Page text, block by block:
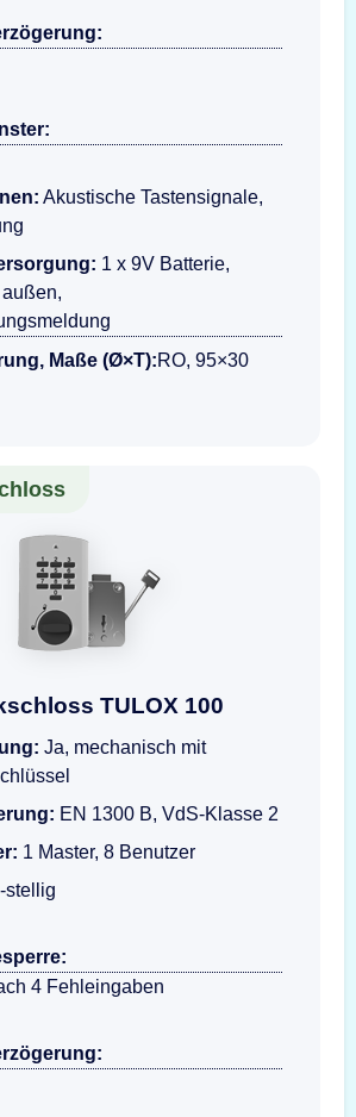
Akustische Tastensignale,
1 x 9V Batterie,
Maße (Ø×T):RO, 95×30
Darstellung der Eingabeeinheit TULOX 100
TULOX 100
Ja, mechanisch mit
EN 1300 B, VdS-Klasse 2
1 Master, 8 Benutzer
stellig
4 Fehleingaben